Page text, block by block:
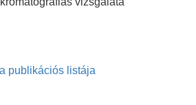
publikációs listája